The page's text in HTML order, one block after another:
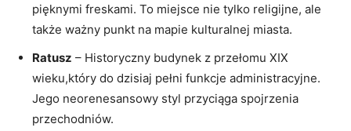
pięknymi freskami. To miejsce nie tylko religijne, ale
także ważny punkt na mapie kulturalnej miasta.
Ratusz – Historyczny budynek z przełomu XIX
wieku,który do dzisiaj pełni funkcje administracyjne.
Jego neorenesansowy styl przyciąga spojrzenia
przechodniów.